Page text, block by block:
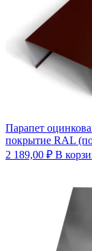
Парапет
покрытие RAL
2 189,00 ₽ В